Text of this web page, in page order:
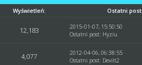
Wyświetleń: Ostatni post
12,183
2015-01-07, 15:50:50
Ostatni post: Hyziu
4,077
2012-04-06, 06:38:55
Ostatni post: Devilt2